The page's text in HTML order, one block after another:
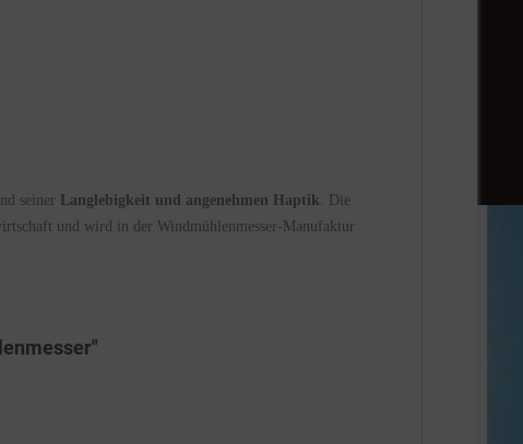
seiner Langlebigkeit und angenehmen Haptik. Die
und wird in der Windmühlenmesser-Manufaktur